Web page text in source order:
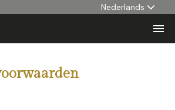
Nederlands
